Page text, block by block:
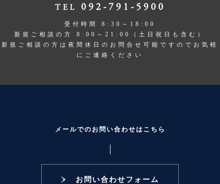
TEL 092-791-5900
受付時間 8:30～18:00
新規ご相談の方 8:00～21:00（土日祝日も含む）
新規ご相談の方は夜間休日のお問合せ可能ですのでお気軽
にご連絡ください
メールでのお問い合わせはこちら
お問い合わせフォーム